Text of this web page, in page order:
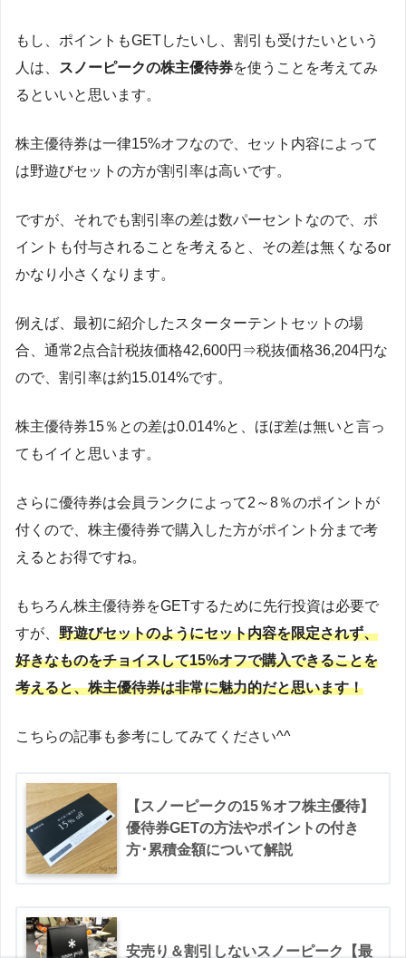
もし、ポイントもGETしたいし、割引も受けたいという
人は、
スノーピークの株主優待券を使うことを考えてみ
るといいと思います。
株主優待券は一律15%オフなので、セット内容によって
は野遊びセットの方が割引率は高いです。
ですが、それでも割引率の差は数パーセントなので、ポ
イントも付与されることを考えると、その差は無くなるor
かなり小さくなります。
例えば、最初に紹介したスターターテントセットの場
合、通常2点合計税抜価格42,600円⇒税抜価格36,204円な
ので、割引率は約15.014%です。
株主優待券15％との差は0.014%と、ほぼ差は無いと言っ
てもイイと思います。
さらに優待券は会員ランクによって2～8％のポイントが
付くので、株主優待券で購入した方がポイント分まで考
えるとお得ですね。
もちろん株主優待券をGETするために先行投資は必要で
すが、 野遊びセットのようにセット内容を限定されず、
好きなものをチョイスして15%オフで購入できることを
考えると、株主優待券は非常に魅力的だと思います！
こちらの記事も参考にしてみてください^^
【スノーピークの15％オフ株主優待】
優待券GETの方法やポイントの付き
方･累積金額について解説
安売り＆割引しないスノーピーク【最